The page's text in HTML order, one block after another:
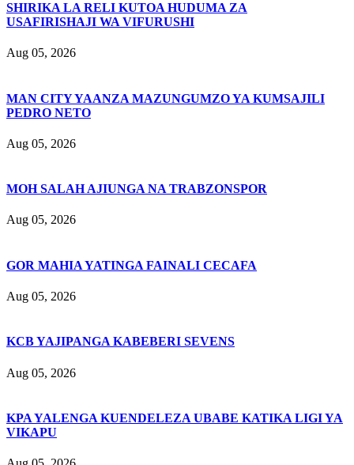
SHIRIKA LA RELI KUTOA HUDUMA ZA
USAFIRISHAJI WA VIFURUSHI
Aug 05, 2026
MAN CITY YAANZA MAZUNGUMZO YA KUMSAJILI
PEDRO NETO
Aug 05, 2026
MOH SALAH AJIUNGA NA TRABZONSPOR
Aug 05, 2026
GOR MAHIA YATINGA FAINALI CECAFA
Aug 05, 2026
KCB YAJIPANGA KABEBERI SEVENS
Aug 05, 2026
KPA YALENGA KUENDELEZA UBABE KATIKA LIGI YA
VIKAPU